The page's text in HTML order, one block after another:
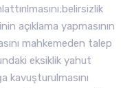
açıklama yapmasının
mahkemeden talep
eksiklik yahut
kavuşturulmasını